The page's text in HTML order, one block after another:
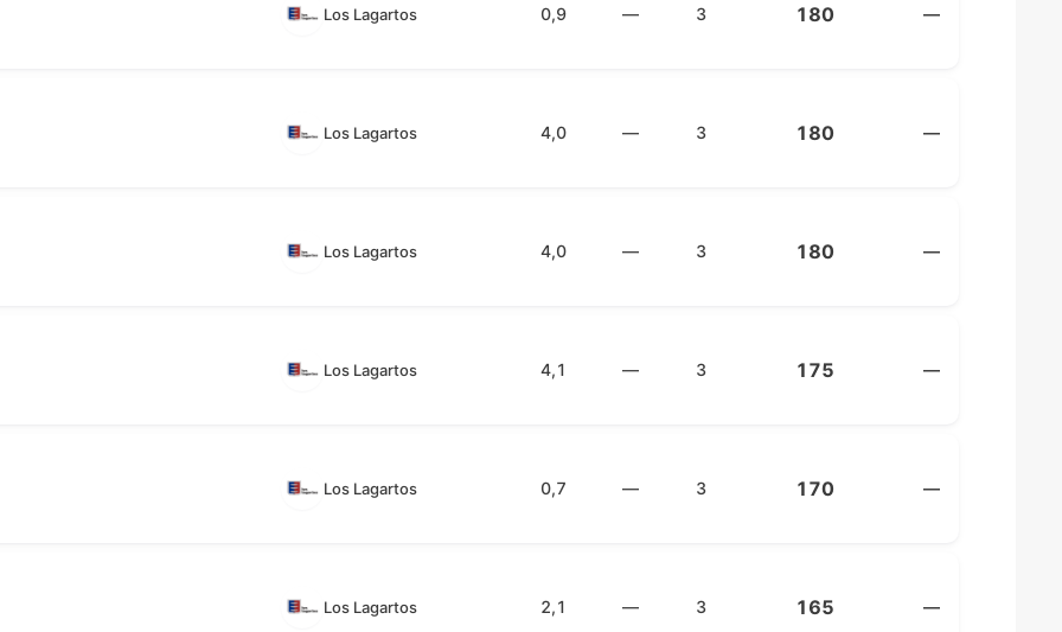
Los Lagartos 0,9 — 3 180 —
Los Lagartos 4,0 — 3 180 —
Los Lagartos 4,0 — 3 180 —
Los Lagartos 4,1 — 3 175 —
Los Lagartos 0,7 — 3 170 —
Los Lagartos 2,1 — 3 165 —